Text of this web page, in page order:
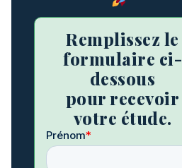
Remplissez le
formulaire ci-
dessous
pour recevoir
votre étude.